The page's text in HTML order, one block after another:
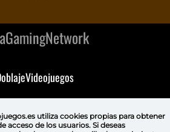
utiliza cookies propiaspara obtener
acceso de los usuarios. Si deseas